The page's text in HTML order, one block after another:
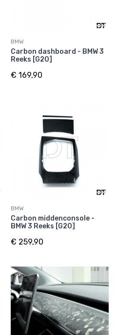
BMW
Carbon dashboard - BMW 3
Reeks [G20]
€ 169,90
BMW
Carbon middenconsole -
BMW 3 Reeks [G20]
€ 259,90